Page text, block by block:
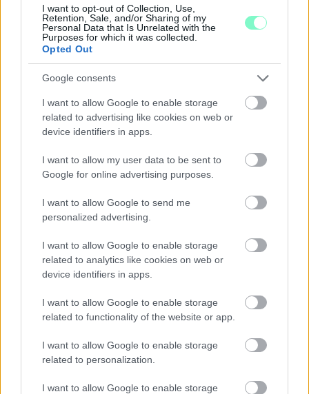
I want to opt-out of Collection, Use,
Retention, Sale, and/or Sharing of my
Personal Data that Is Unrelated with the
Purposes for which it was collected.
Opted Out
Google consents
I want to allow Google to enable storage
related to advertising like cookies on web or
device identifiers in apps.
I want to allow my user data to be sent to
Google for online advertising purposes.
I want to allow Google to send me
personalized advertising.
I want to allow Google to enable storage
related to analytics like cookies on web or
device identifiers in apps.
I want to allow Google to enable storage
related to functionality of the website or app.
I want to allow Google to enable storage
related to personalization.
I want to allow Google to enable storage
A BAROKK ÖSSZES ÁRNYALATA ÉS MÉG EGY SOR
KIVÁLÓ PROGRAM VÁR MINDENKIT EZEN A HÉTVÉGÉN
Középpontban a hagyományőrzés, de lesz Pogány Induló és